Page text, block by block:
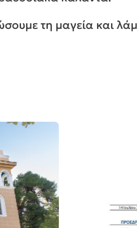
τη μαγεία και